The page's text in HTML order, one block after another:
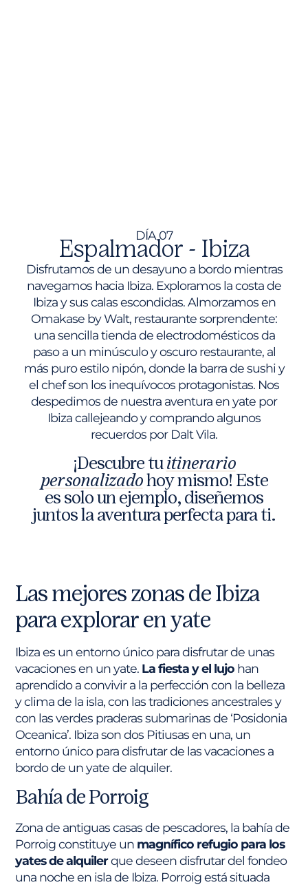
DÍA 07
Espalmador - Ibiza
Disfrutamos de un desayuno a bordo mientras
navegamos hacia Ibiza. Exploramos la costa de
Ibiza y sus calas escondidas. Almorzamos en
Omakase by Walt, restaurante sorprendente:
una sencilla tienda de electrodomésticos da
paso a un minúsculo y oscuro restaurante, al
más puro estilo nipón, donde la barra de sushi y
el chef son los inequívocos protagonistas. Nos
despedimos de nuestra aventura en yate por
Ibiza callejeando y comprando algunos
recuerdos por Dalt Vila.
¡Descubre tuitinerario
personalizadohoy mismo! Este
es solo un ejemplo, diseñemos
juntos la aventura perfecta para ti.
Las mejores zonas de Ibiza
para explorar en yate
Ibiza es un entorno único para disfrutar de unas
vacaciones en un yate. La fiesta y el lujo han
aprendido a convivir a la perfección con la belleza
y clima de la isla, con las tradiciones ancestrales y
con las verdes praderas submarinas de ‘Posidonia
Oceanica’. Ibiza son dos Pitiusas en una, un
entorno único para disfrutar de las vacaciones a
bordo de un yate de alquiler.
Bahía de Porroig
Zona de antiguas casas de pescadores, la bahía de
Porroig constituye un magnífico refugio para los
yates de alquilerque deseen disfrutar del fondeo
una noche en isla de Ibiza. Porroig está situada